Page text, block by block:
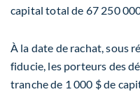
capital total de 67 250
À la date de rachat, sous
fiducie, les porteurs des
tranche de 1 000 $ de